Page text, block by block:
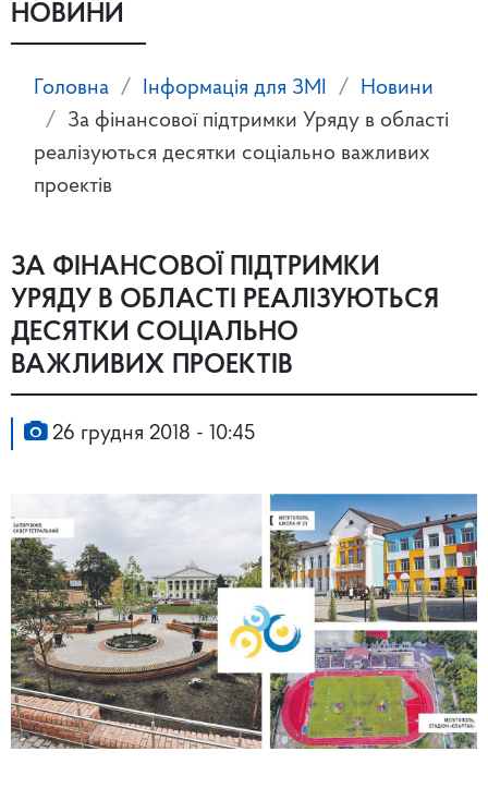
НОВИНИ
Головна Інформація для ЗМІ
Новини
За фінансової підтримки Уряду в області
реалізуються десятки соціально важливих
проектів
ЗА ФІНАНСОВОЇ ПІДТРИМКИ
УРЯДУ В ОБЛАСТІ РЕАЛІЗУЮТЬСЯ
ДЕСЯТКИ СОЦІАЛЬНО
ВАЖЛИВИХ ПРОЕКТІВ
26 грудня 2018 - 10:45